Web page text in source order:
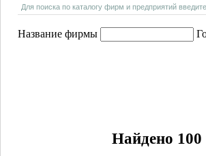
Для поиска по каталогу фирм и предприятий
Название фирмы
Найдено 100